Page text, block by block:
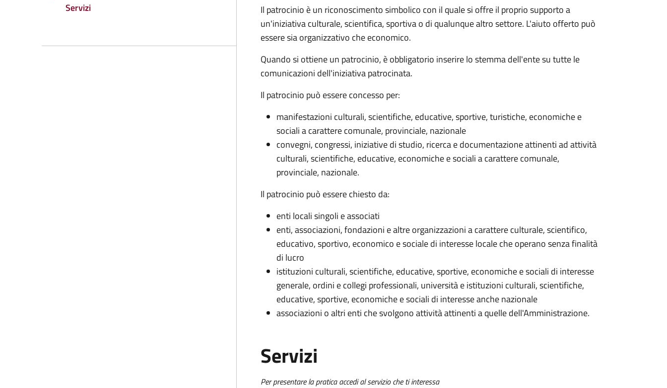
Servizi
Il patrocinio è un riconoscimento simbolico con il quale si offre il proprio supporto a
un'iniziativa culturale, scientifica, sportiva o di qualunque altro settore. L'aiuto offerto può
essere sia organizzativo che economico.
Quando si ottiene un patrocinio, è obbligatorio inserire lo stemma dell'ente su tutte le
comunicazioni dell'iniziativa patrocinata.
Il patrocinio può essere concesso per:
manifestazioni culturali, scientifiche, educative, sportive, turistiche, economiche e
sociali a carattere comunale, provinciale, nazionale
convegni, congressi, iniziative di studio, ricerca e documentazione attinenti ad attività
culturali, scientifiche, educative, economiche e sociali a carattere comunale,
provinciale, nazionale.
Il patrocinio può essere chiesto da:
enti locali singoli e associati
enti, associazioni, fondazioni e altre organizzazioni a carattere culturale, scientifico,
educativo, sportivo, economico e sociale di interesse locale che operano senza finalità
di lucro
istituzioni culturali, scientifiche, educative, sportive, economiche e sociali di interesse
generale, ordini e collegi professionali, università e istituzioni culturali, scientifiche,
educative, sportive, economiche e sociali di interesse anche nazionale
associazioni o altri enti che svolgono attività attinenti a quelle dell'Amministrazione.
Servizi
Per presentare la pratica accedi al servizio che ti interessa